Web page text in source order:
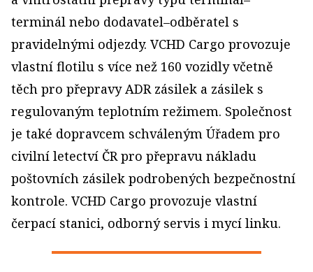
terminál nebo dodavatel–odběratel s
pravidelnými odjezdy. VCHD Cargo provozuje
vlastní flotilu s více než 160 vozidly včetně
těch pro přepravy ADR zásilek a zásilek s
regulovaným teplotním režimem. Společnost
je také dopravcem schváleným Úřadem pro
civilní letectví ČR pro přepravu nákladu
poštovních zásilek podrobených bezpečnostní
kontrole. VCHD Cargo provozuje vlastní
čerpací stanici, odborný servis i mycí linku.